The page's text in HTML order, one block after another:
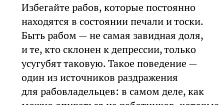
Избегайте рабов, которые постоянно
находятся в состоянии печали и тоски.
Быть рабом — не самая завидная доля,
и те, кто склонен к депрессии, только
усугубят таковую. Такое поведение —
один из источников раздражения
для рабовладельцев: в самом деле, как